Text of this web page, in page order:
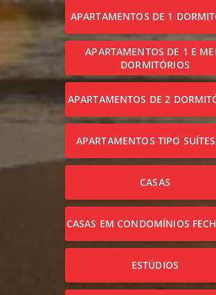
APARTAMENTOS DE 1
APARTAMENTOS DE 1 E
DORMITÓRIOS
APARTAMENTOS DE 2
APARTAMENTOS TIPO
CASAS
CASAS EM CONDOMÍNIOS
ESTÚDIOS